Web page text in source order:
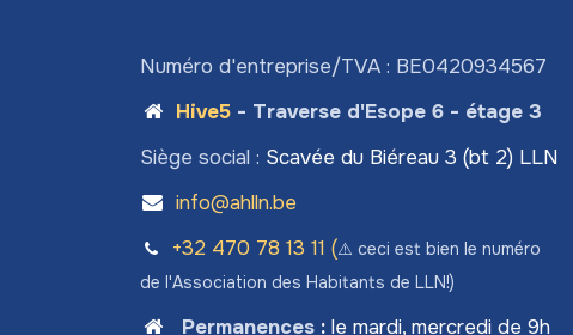
Numéro d'entreprise/TVA : BE0420934567
Hive5- Traverse d'Esope 6 - étage 3
Siège social : Scavée du Biéreau 3 (bt 2) LLN
info@ahlln.be
+32 470 78​ 13 11 (⚠️ ceci est bien le numéro
de l'Association des Habitants de LLN!)
Permanences: le mardi, mercredi de 9h